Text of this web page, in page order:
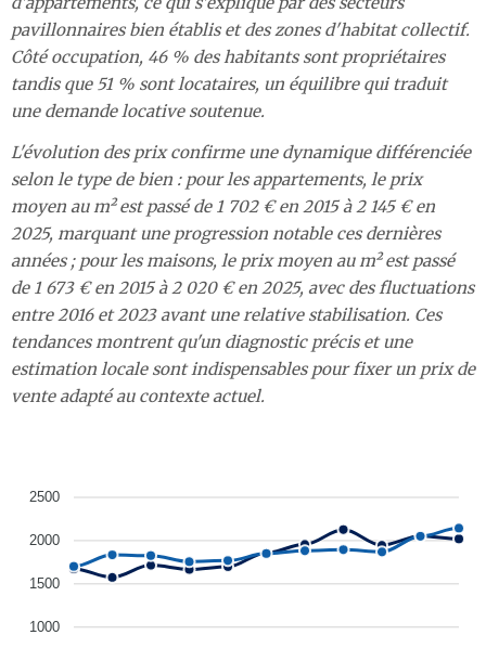
pavillonnaires bien établis et des zones d'habitat collectif.
Côté occupation, 46 % des habitants sont propriétaires
tandis que 51 % sont locataires, un équilibre qui traduit
une demande locative soutenue.
L'évolution des prix confirme une dynamique différenciée
selon le type de bien : pour les appartements, le prix
moyen au m² est passé de 1 702 € en 2015 à 2 145 € en
2025, marquant une progression notable ces dernières
années ; pour les maisons, le prix moyen au m² est passé
de 1 673 € en 2015 à 2 020 € en 2025, avec des fluctuations
entre 2016 et 2023 avant une relative stabilisation. Ces
tendances montrent qu'un diagnostic précis et une
estimation locale sont indispensables pour fixer un prix de
vente adapté au contexte actuel.
2500
2000
1500
1000